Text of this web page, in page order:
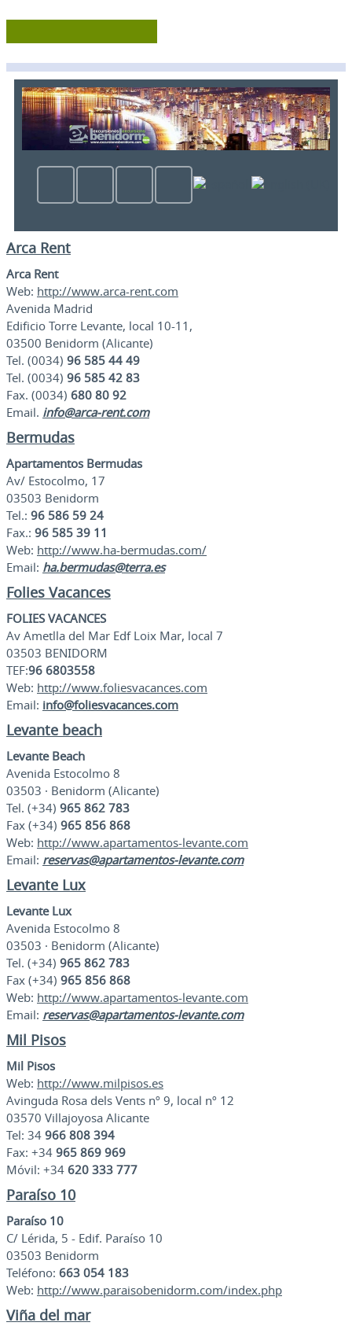
Arca Rent
Arca Rent
Web: http://www.arca-rent.com
Avenida Madrid
Edificio Torre Levante, local 10-11,
03500 Benidorm (Alicante)
Tel. (0034) 96 585 44 49
Tel. (0034) 96 585 42 83
Fax. (0034) 680 80 92
Email. info@arca-rent.com
Bermudas
Apartamentos Bermudas
Av/ Estocolmo, 17
03503 Benidorm
Tel.: 96 586 59 24
Fax.: 96 585 39 11
Web: http://www.ha-bermudas.com/
Email: ha.bermudas@terra.es
Folies Vacances
FOLIES VACANCES
Av Ametlla del Mar Edf Loix Mar, local 7
03503 BENIDORM
TEF:96 6803558
Web: http://www.foliesvacances.com
Email: info@foliesvacances.com
Levante beach
Levante Beach
Avenida Estocolmo 8
03503 · Benidorm (Alicante)
Tel. (+34) 965 862 783
Fax (+34) 965 856 868
Web: http://www.apartamentos-levante.com
Email: reservas@apartamentos-levante.com
Levante Lux
Levante Lux
Avenida Estocolmo 8
03503 · Benidorm (Alicante)
Tel. (+34) 965 862 783
Fax (+34) 965 856 868
Web: http://www.apartamentos-levante.com
Email: reservas@apartamentos-levante.com
Mil Pisos
Mil Pisos
Web: http://www.milpisos.es
Avinguda Rosa dels Vents nº 9, local nº 12
03570 Villajoyosa Alicante
Tel: 34 966 808 394
Fax: +34 965 869 969
Móvil: +34 620 333 777
Paraíso 10
Paraíso 10
C/ Lérida, 5 - Edif. Paraíso 10
03503 Benidorm
Teléfono: 663 054 183
Web: http://www.paraisobenidorm.com/index.php
Viña del mar